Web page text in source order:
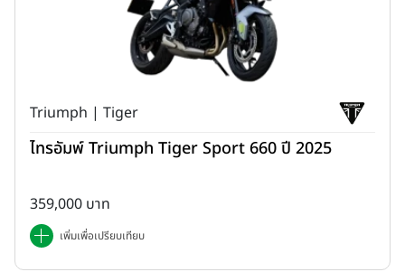
และอุปกรณ์อิเล็กทรอนิกส์ระหว่างเดินทาง พร้อมกับการปรับรูปทรงเบาะ
นั่งใหม่ ให้ผู้ขับขี่สามารถวางเท้าแตะพื้นได้สะดวกมากขึ้น ช่วยเพิ่มความ
มั่นใจในการควบคุมรถ และยังมีพื้นที่เก็บของใต้เบาะขนาด 9.7 ลิตร
Triumph | Tiger
ไทรอัมพ์ Triumph Tiger Sport 660 ปี 2025
359,000 บาท
เพิ่มเพื่อเปรียบเทียบ